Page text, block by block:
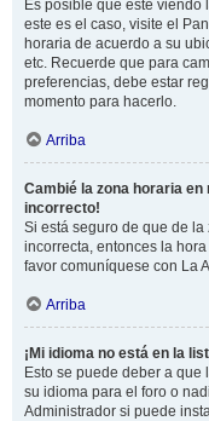
Es posible que esté viendo
este es el caso, visite el
horaria de acuerdo a su
etc. Recuerde que para
preferencias, debe estar
momento para hacerlo.
Arriba
Cambié la zona horaria en
incorrecto!
Si está seguro de que de
incorrecta, entonces la
favor comuníquese con La
Arriba
¡Mi idioma no está en la
Esto se puede deber a
su idioma para el foro o
Administrador si puede